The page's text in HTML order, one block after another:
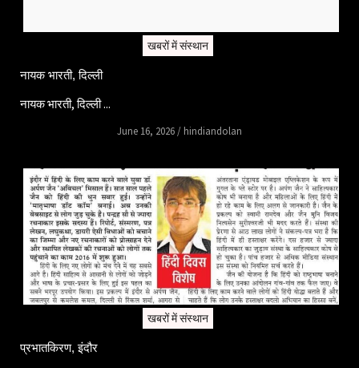
खबरों में संस्थान
नायक भारती, दिल्ली
नायक भारती, दिल्ली ...
June 16, 2026/ hindiandolan
खबरों में संस्थान
प्रभातकिरण, इंदौर